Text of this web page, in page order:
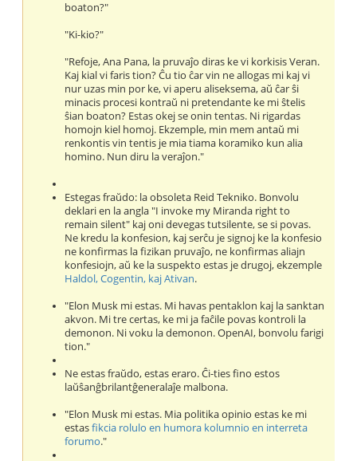
boaton?"
"Ki-kio?"
"Refoje, Ana Pana, la pruvaĵo diras ke vi korkisis Veran.
Kaj kial vi faris tion? Ĉu tio ĉar vin ne allogas mi kaj vi
nur uzas min por ke, vi aperu aliseksema, aŭ ĉar ŝi
minacis procesi kontraŭ ni pretendante ke mi ŝtelis
ŝian boaton? Estas okej se onin tentas. Ni rigardas
homojn kiel homoj. Ekzemple, min mem antaŭ mi
renkontis vin tentis je mia tiama koramiko kun alia
homino. Nun diru la veraĵon."
Estegas fraŭdo: la obsoleta Reid Tekniko. Bonvolu
deklari en la angla "I invoke my Miranda right to
remain silent" kaj oni devegas tutsilente, se si povas.
Ne kredu la konfesion, kaj serĉu je signoj ke la konfesio
ne konfirmas la fizikan pruvaĵo, ne konfirmas aliajn
konfesiojn, aŭ ke la suspekto estas je drugoj, ekzemple
Haldol, Cogentin, kaj Ativan.
"Elon Musk mi estas. Mi havas pentaklon kaj la sanktan
akvon. Mi tre certas, ke mi ja faĉile povas kontroli la
demonon. Ni voku la demonon. OpenAI, bonvolu farigi
tion."
Ne estas fraŭdo, estas eraro. Ĉi-ties fino estos
laŭŝanĝbrilantĝeneralaĵe malbona.
"Elon Musk mi estas. Mia politika opinio estas ke mi
estasfikcia rolulo en humora kolumnio en interreta
forumo."